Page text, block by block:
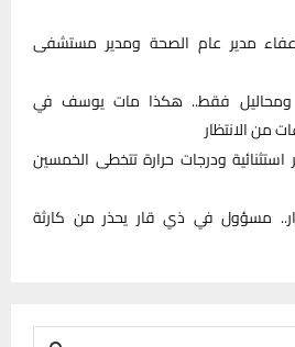
مدير عام الصحة ومدير مستشفى
فقط.. هكذا مات يوسف في
من الانتظار
ودرجات حرارة تتخطى الخمسين
مسؤول في ذي قار يحذر من كارثة